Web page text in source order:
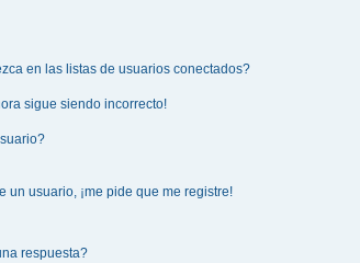
en las listas de usuarios conectados?
sigue siendo incorrecto!
usuario, ¡me pide que me registre!
respuesta?